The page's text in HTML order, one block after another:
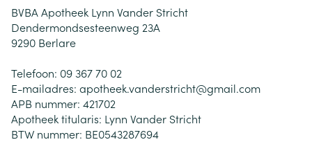
BVBA Apotheek Lynn Vander Stricht
Dendermondsesteenweg 23A
9290 Berlare
Telefoon: 09 367 70 02
E-mailadres: apotheek.vanderstricht@gmail.com
APB nummer: 421702
Apotheek titularis: Lynn Vander Stricht
BTW nummer: BE0543287694